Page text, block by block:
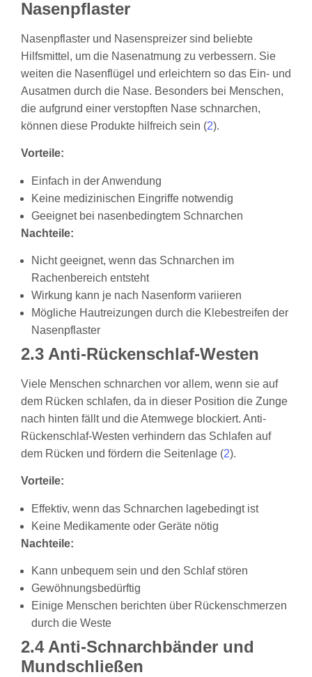
Nasenpflaster
Nasenpflaster und Nasenspreizer sind beliebte
Hilfsmittel, um die Nasenatmung zu verbessern. Sie
weiten die Nasenflügel und erleichtern so das Ein- und
Ausatmen durch die Nase. Besonders bei Menschen,
die aufgrund einer verstopften Nase schnarchen,
können diese Produkte hilfreich sein (2).
Vorteile:
Einfach in der Anwendung
Keine medizinischen Eingriffe notwendig
Geeignet bei nasenbedingtem Schnarchen
Nachteile:
Nicht geeignet, wenn das Schnarchen im
Rachenbereich entsteht
Wirkung kann je nach Nasenform variieren
Mögliche Hautreizungen durch die Klebestreifen der
Nasenpflaster
2.3 Anti-Rückenschlaf-Westen
Viele Menschen schnarchen vor allem, wenn sie auf
dem Rücken schlafen, da in dieser Position die Zunge
nach hinten fällt und die Atemwege blockiert. Anti-
Rückenschlaf-Westen verhindern das Schlafen auf
dem Rücken und fördern die Seitenlage (2).
Vorteile:
Effektiv, wenn das Schnarchen lagebedingt ist
Keine Medikamente oder Geräte nötig
Nachteile:
Kann unbequem sein und den Schlaf stören
Gewöhnungsbedürftig
Einige Menschen berichten über Rückenschmerzen
durch die Weste
2.4 Anti-Schnarchbänder und
Mundschließen